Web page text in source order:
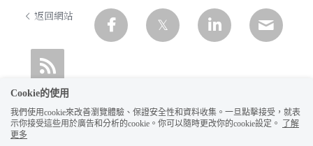
返回網站
Cookie的使用
我們使用cookie來改善瀏覽體驗、保證安全性和資料收集。一旦點擊接受，就表
示你接受這些用於廣告和分析的cookie。你可以隨時更改你的cookie設定。
了解
更多